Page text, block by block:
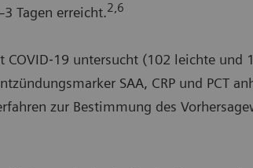
Tagen erreicht.2,6
untersucht (102 leichte und
SAA, CRP und PCT
zur Bestimmung des